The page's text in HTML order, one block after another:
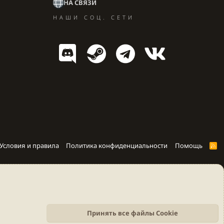
НА СВЯЗИ
НАШИ СОЦ. СЕТИ
Условия и правила Политика конфиденциальности Помощь
R
Принять все файлы Cookie